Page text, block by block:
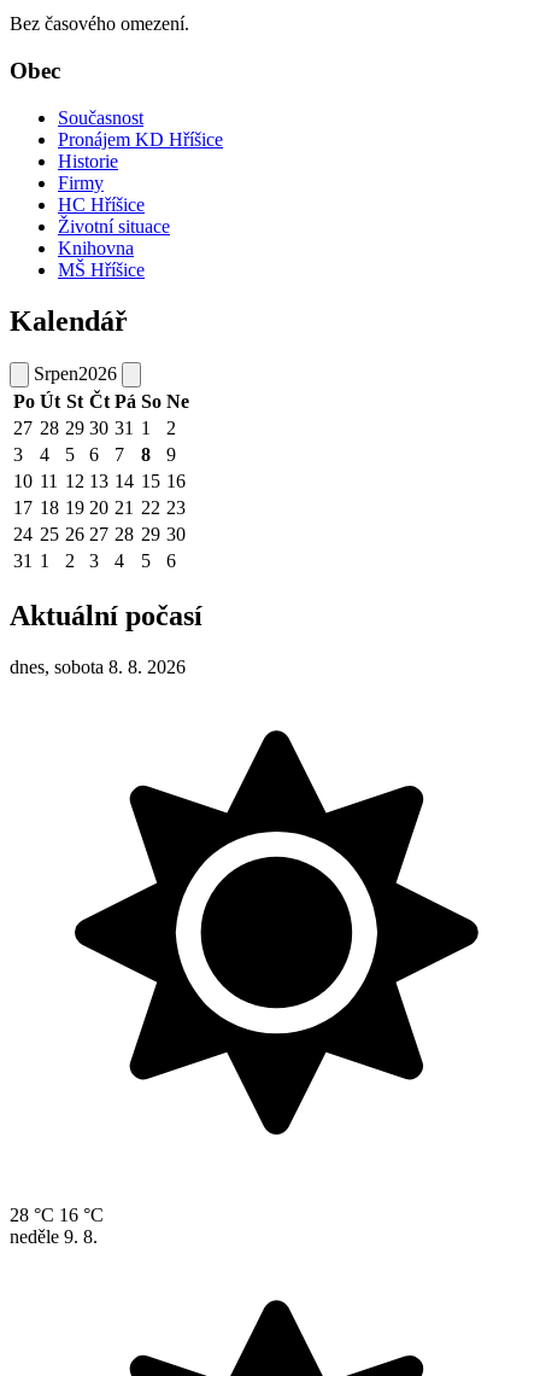
Bez časového omezení.
Obec
Současnost
Pronájem KD Hříšice
Historie
Firmy
HC Hříšice
Životní situace
Knihovna
MŠ Hříšice
Kalendář
Srpen2026
Po Út St Čt Pá So Ne
27 28 29 30 31 1
2
3
4 5 6 7 8
9
10 11 12 13 14 15 16
17 18 19 20 21 22 23
24 25 26 27 28 29 30
31 1 2 3 4 5 6
Aktuální počasí
dnes, sobota 8. 8. 2026
28 °C 16 °C
neděle 9. 8.